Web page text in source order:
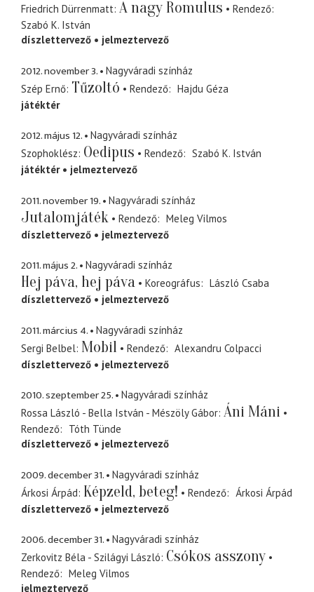
Friedrich Dürrenmatt A nagy Romulus
Rendező
Szabó K. István
díszlettervező
jelmeztervező
2012. november 3.
Nagyváradi színház
Szép Ernő Tűzoltó Rendező
Hajdu Géza
játéktér
2012. május 12.
Nagyváradi színház
Szophoklész Oedipus Rendező
Szabó K. István
játéktér
jelmeztervező
2011. november 19. Nagyváradi színház
Jutalomjáték Rendező
Meleg Vilmos
díszlettervező
jelmeztervező
2011. május 2. Nagyváradi színház
Hej páva, hej páva Koreográfus
László Csaba
díszlettervező
jelmeztervező
2011. március 4.
Nagyváradi színház
Sergi Belbel Mobil Rendező
Alexandru Colpacci
díszlettervező
jelmeztervező
2010. szeptember 25.
Nagyváradi színház
Rossa László - Bella István - Mészöly Gábor Áni Máni
Rendező
Tóth Tünde
díszlettervező
jelmeztervező
2009. december 31.
Nagyváradi színház
Árkosi Árpád Képzeld, beteg! Rendező
Árkosi Árpád
díszlettervező
jelmeztervező
2006. december 31.
Nagyváradi színház
Zerkovitz Béla - Szilágyi László Csókos asszony
Rendező
Meleg Vilmos
jelmeztervező